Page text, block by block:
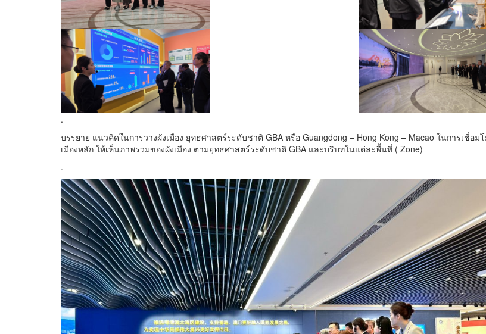
.
บรรยาย แนวคิดในการวางผังเมือง ยุทธศาสตร์ระดับชาติ GBA หรือ Guangdong – Hong Kong – Macao ในการเชื่อมโ
เมืองหลัก ให้เห็นภาพรวมของผังเมือง ตามยุทธศาสตร์ระดับชาติ GBA และบริบทในแต่ละพื้นที่ ( Zone)
.